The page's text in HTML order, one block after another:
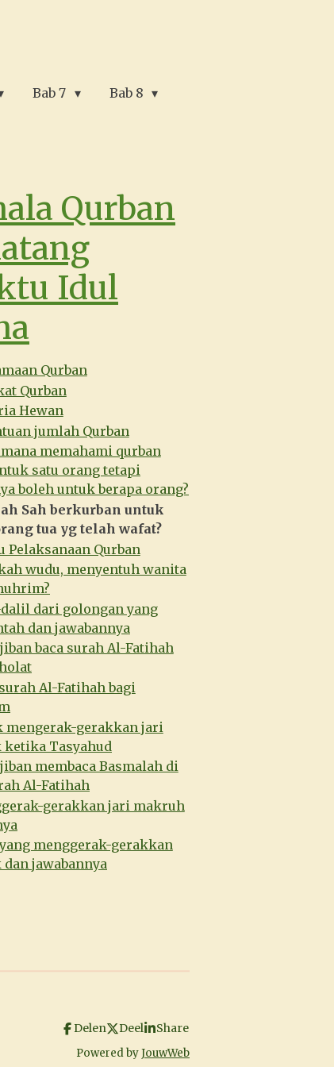
Bab 7 Bab 8
Qurban
Idul
Qurban
Qurban
Hewan
jumlah Qurban
memahami qurban
satu orang tetapi
boleh untuk berapa orang?
Sah berkurban untuk
tua yg telah wafat?
Pelaksanaan Qurban
wudu, menyentuh wanita
dari golongan yang
dan jawabannya
baca surah Al-Fatihah
Al-Fatihah bagi
mengerak-gerakkan jari
Tasyahud
membaca Basmalah di
Al-Fatihah
gerakkan jari makruh
menggerak-gerakkan
jawabannya
Delen Deel Share
Powered byJouwWeb